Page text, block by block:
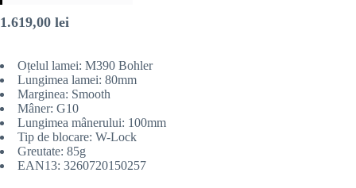
1.619,00 lei
Oțelul lamei: M390 Bohler
Lungimea lamei: 80mm
Marginea: Smooth
Mâner: G10
Lungimea mânerului: 100mm
Tip de blocare: W-Lock
Greutate: 85g
EAN13: 3260720150257